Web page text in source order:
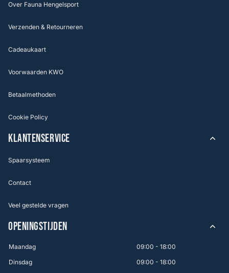
Over Fauna Hengelsport
Verzenden & Retourneren
Cadeaukaart
Voorwaarden KWO
Betaalmethoden
Cookie Policy
KLANTENSERVICE
Spaarsysteem
Contact
Veel gestelde vragen
OPENINGSTIJDEN
Maandag
09:00 - 18:00
Dinsdag
09:00 - 18:00